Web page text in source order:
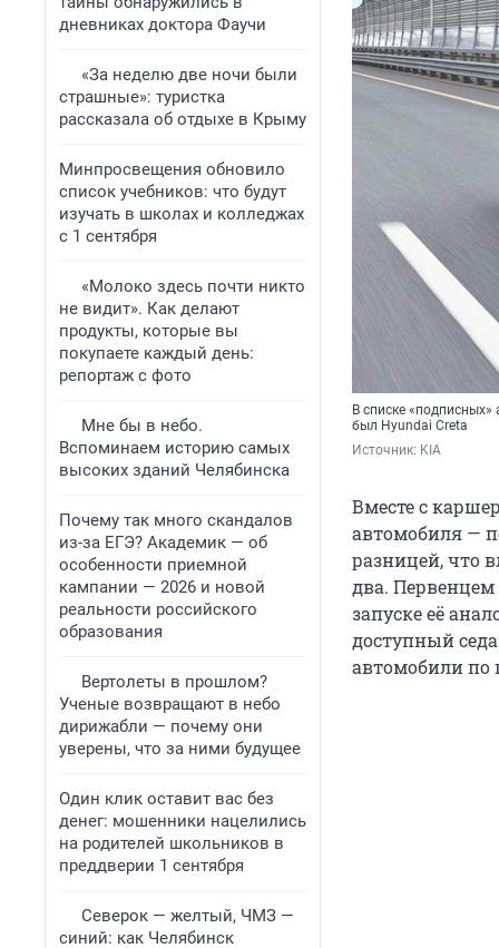
дневниках доктора Фаучи
«За неделю две ночи были
страшные»: туристка
рассказала об отдыхе в Крыму
Минпросвещения обновило
список учебников: что будут
изучать в школах и колледжах
с 1 сентября
«Молоко здесь почти никто
не видит». Как делают
продукты, которые вы
покупаете каждый день:
репортаж с фото
Мне бы в небо.
Вспоминаем историю самых
высоких зданий Челябинска
Почему так много скандалов
из-за ЕГЭ? Академик — об
особенности приемной
кампании — 2026 и новой
реальности российского
образования
Вертолеты в прошлом?
Ученые возвращают в небо
дирижабли — почему они
уверены, что за ними будущее
Один клик оставит вас без
денег: мошенники нацелились
на родителей школьников в
преддверии 1 сентября
Северок — желтый, ЧМЗ —
синий: как Челябинск
В списке
был Hyundai Creta
Источник: KIA
Вместе с
автомобиля —
разницей, что
два. Первенцем
запуске её
доступный
автомобили по